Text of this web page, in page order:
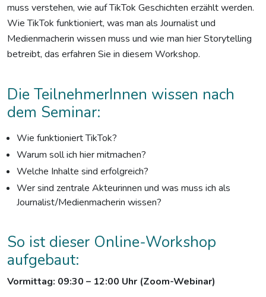
muss verstehen, wie auf TikTok Geschichten erzählt werden.
Wie TikTok funktioniert, was man als Journalist und
Medienmacherin wissen muss und wie man hier Storytelling
betreibt, das erfahren Sie in diesem Workshop.
Die TeilnehmerInnen wissen nach
dem Seminar:
Wie funktioniert TikTok?
Warum soll ich hier mitmachen?
Welche Inhalte sind erfolgreich?
Wer sind zentrale Akteurinnen und was muss ich als
Journalist/Medienmacherin wissen?
So ist dieser Online-Workshop
aufgebaut:
Vormittag: 09:30 – 12:00 Uhr (Zoom-Webinar)